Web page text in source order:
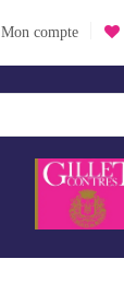
Mon compte